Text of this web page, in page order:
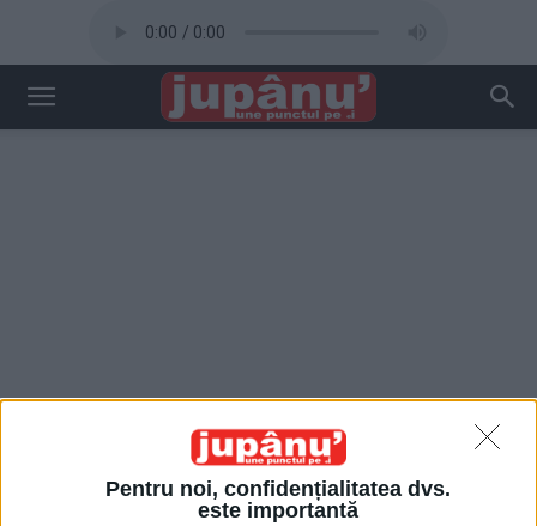
Pentru noi, confidențialitatea dvs.
este importantă